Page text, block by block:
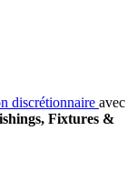
discrétionnaire avec
Fixtures &